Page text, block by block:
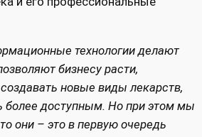
технологии делают
бизнесу расти,
новые виды лекарств,
более доступным. Но при этом мы
они – это в первую очередь